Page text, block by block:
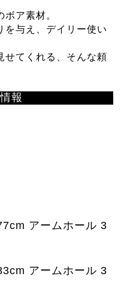
ア素材。
を与え、デイリー使い
せてくれる、そんな頼
報
アームホール 3
アームホール 3